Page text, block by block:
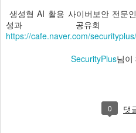
생성형 AI 활용 사이버보안 전문
성과 공유회
https://cafe.naver.com/
SecurityPlus님이
0 댓